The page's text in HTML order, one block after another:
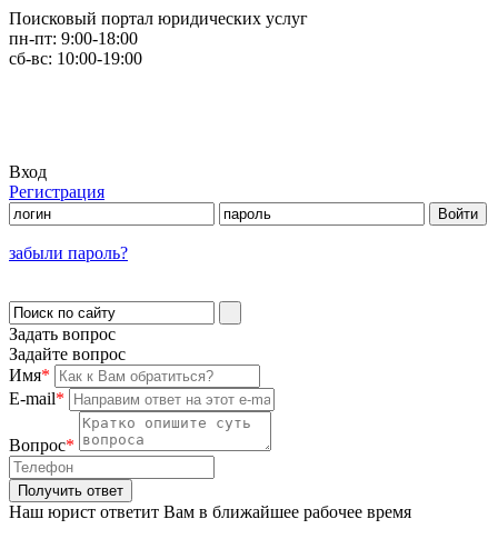
Поисковый портал юридических услуг
пн-пт: 9:00-18:00
сб-вс: 10:00-19:00
Вход
Регистрация
забыли пароль?
Задать вопрос
Задайте вопрос
Имя*
E-mail*
Вопрос*
Наш юрист ответит Вам в ближайшее рабочее время